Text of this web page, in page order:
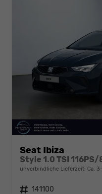
Seat Ibiza
unverbindliche Lieferzeit: Ca.
Fahrzeugnr. 141100